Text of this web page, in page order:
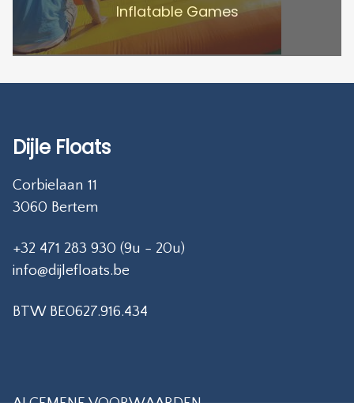
Inflatable Games
Dijle Floats
Corbielaan 11
3060 Bertem
+32 471 283 930 (9u - 20u)
info@dijlefloats.be
BTW BE0627.916.434